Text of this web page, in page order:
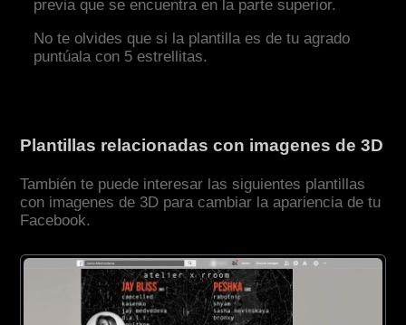
previa que se encuentra en la parte superior.
No te olvides que si la plantilla es de tu agrado
puntúala con 5 estrellitas.
Plantillas relacionadas con imagenes de 3D
También te puede interesar las siguientes plantillas
con imagenes de 3D para cambiar la apariencia de tu
Facebook.